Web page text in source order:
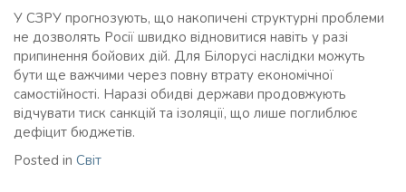
У СЗРУ прогнозують, що накопичені структурні проблеми
не дозволять Росії швидко відновитися навіть у разі
припинення бойових дій. Для Білорусі наслідки можуть
бути ще важчими через повну втрату економічної
самостійності. Наразі обидві держави продовжують
відчувати тиск санкцій та ізоляції, що лише поглиблює
дефіцит бюджетів.
Posted in Світ